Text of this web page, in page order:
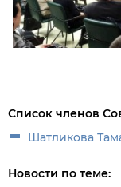
Список членов
Шатликова
Новости по теме: